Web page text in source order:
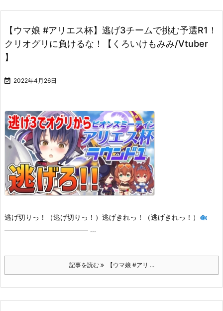
【ウマ娘 #アリエス杯】逃げ3チームで挑む予選R1！
クリオグリに負けるな！【くろいけもみみ/Vtuber
】
 2022年4月26日
逃げ切りっ！（逃げ切りっ！）逃げきれっ！（逃げきれっ！）
———————————— ...
記事を読む 【ウマ娘 #アリ ...